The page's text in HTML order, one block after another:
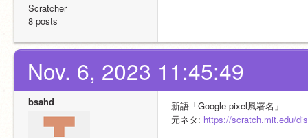
Scratcher
8 posts
Nov. 6, 2023 11:45:49
bsahd
新語「Google pixel風署名」
元ネタ: https://scratch.mit.edu/